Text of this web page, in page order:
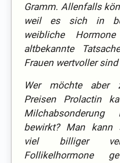
Gramm. Allenfalls
weil es sich in
weibliche
altbekannte
Frauen wertvoller
Wer möchte aber
Preisen Prolactin
bewirkt? Man kann
viel billiger
Follikelhormone